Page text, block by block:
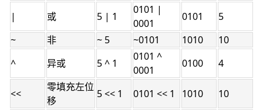
| 或 5 | 1
0101 |
0001
0101
5
~
非 ~ 5 ~0101 1010
10
^
异或 5 ^ 1
0101 ^
0001
0100 4
<<
零填充左位
移
5 << 1 0101 << 1 1010 10